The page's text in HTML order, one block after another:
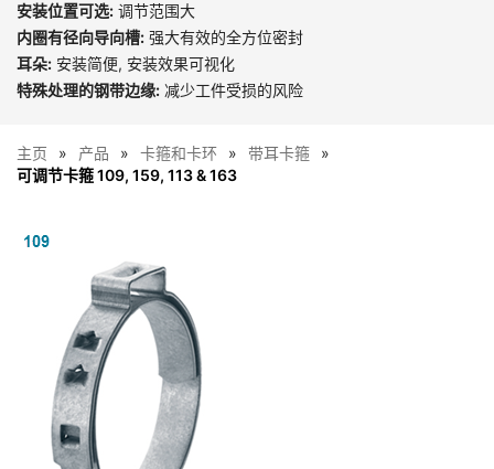
安装位置可选: 调节范围大
内圈有径向导向槽: 强大有效的全方位密封
耳朵: 安装简便, 安装效果可视化
特殊处理的钢带边缘: 减少工件受损的风险
主页 产品 卡箍和卡环
带耳卡箍
可调节卡箍 109, 159, 113 & 163